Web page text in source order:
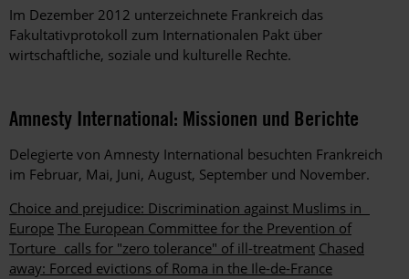
Im Dezember 2012 unterzeichnete Frankreich das
Fakultativprotokoll zum Internationalen Pakt über
wirtschaftliche, soziale und kulturelle Rechte.
Amnesty International: Missionen und Berichte
Delegierte von Amnesty International besuchten Frankreich
im Februar, Mai, Juni, August, September und November.
Choice and prejudice: Discrimination against Muslims in
Europe The European Committee for the Prevention of
Torture calls for "zero tolerance" of ill-treatment Chased
away: Forced evictions of Roma in the Ile-de-France